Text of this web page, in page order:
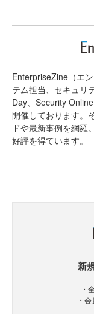
EnterpriseZine（エ
テム担当、セキュリ
Day、Security
開催しております。
ドや最新事例を網羅
好評を得ています。
新
・
・